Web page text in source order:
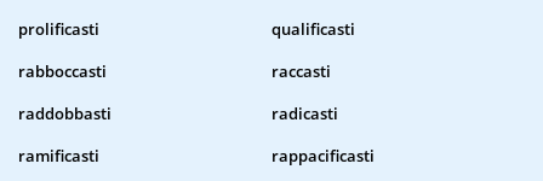
prolificasti
qualificasti
rabboccasti
raccasti
raddobbasti
radicasti
ramificasti
rappacificasti